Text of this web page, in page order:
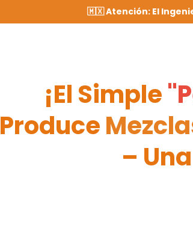
🇲🇽 Atención: El
¡El Simple
Produce
–